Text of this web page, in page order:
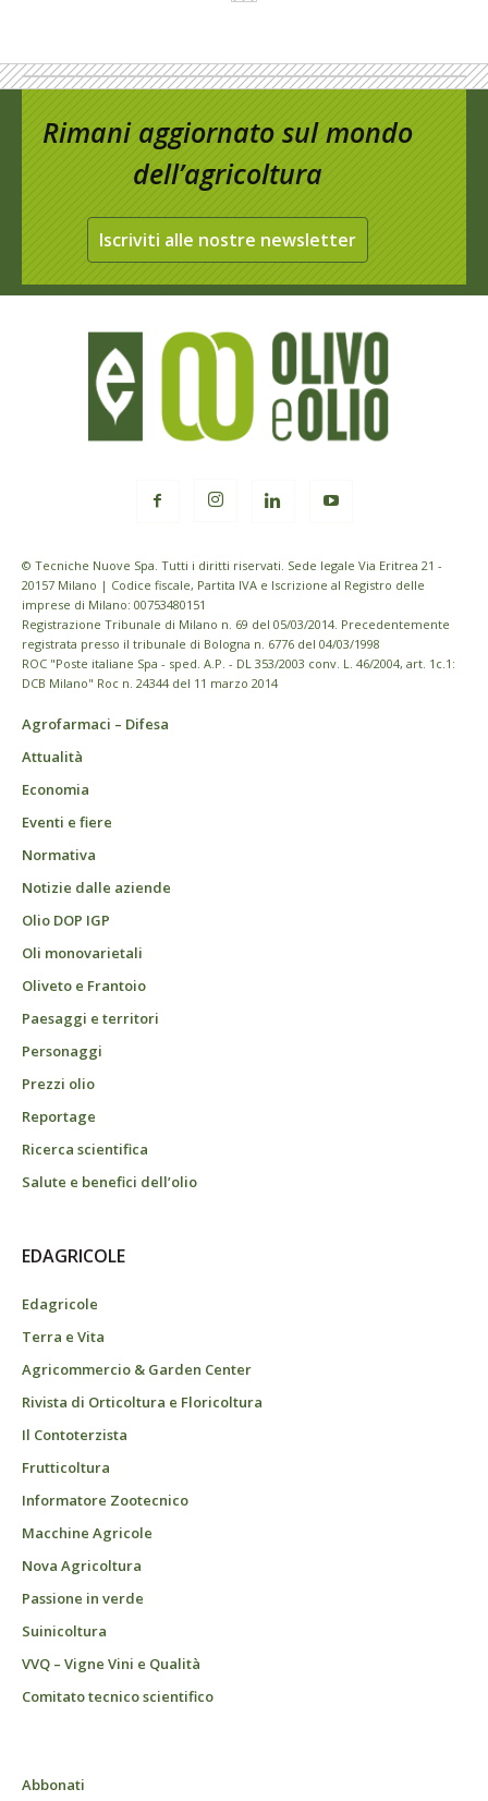
Rimani aggiornato sul mondo
dell’agricoltura
Iscriviti alle nostre newsletter
© Tecniche Nuove Spa. Tutti i diritti riservati. Sede legale Via Eritrea 21 -
20157 Milano | Codice fiscale, Partita IVA e Iscrizione al Registro delle
imprese di Milano: 00753480151
Registrazione Tribunale di Milano n. 69 del 05/03/2014. Precedentemente
registrata presso il tribunale di Bologna n. 6776 del 04/03/1998
ROC "Poste italiane Spa - sped. A.P. - DL 353/2003 conv. L. 46/2004, art. 1c.1:
DCB Milano" Roc n. 24344 del 11 marzo 2014
Agrofarmaci – Difesa
Attualità
Economia
Eventi e fiere
Normativa
Notizie dalle aziende
Olio DOP IGP
Oli monovarietali
Oliveto e Frantoio
Paesaggi e territori
Personaggi
Prezzi olio
Reportage
Ricerca scientifica
Salute e benefici dell’olio
EDAGRICOLE
Edagricole
Terra e Vita
Agricommercio & Garden Center
Rivista di Orticoltura e Floricoltura
Il Contoterzista
Frutticoltura
Informatore Zootecnico
Macchine Agricole
Nova Agricoltura
Passione in verde
Suinicoltura
VVQ – Vigne Vini e Qualità
Comitato tecnico scientifico
Abbonati